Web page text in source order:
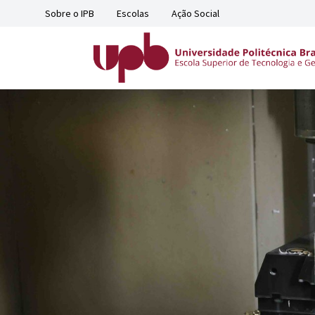
Sobre o IPB Escolas Ação Social